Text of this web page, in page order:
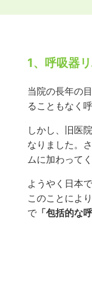
1、呼吸器
当院の長年の
ることもなく
しかし、旧医
なりました。
ムに加わって
ようやく日本
このことによ
で 「包括的な